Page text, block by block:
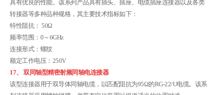
具有优良的性能。该系列产品具有插头、插座、电缆插座连接器以及各类
转接器等多种品种规格，其主要技术指标如下：
特性阻抗： 50Ω
频率范围：0～6GHz
连接形式：螺纹
额定工作电压：250V
17、 双同轴型精密射频同轴电连接器
该型连接器用于双导体同轴电缆，以匹配阻抗为95Ω的RG-22/U电缆。该系